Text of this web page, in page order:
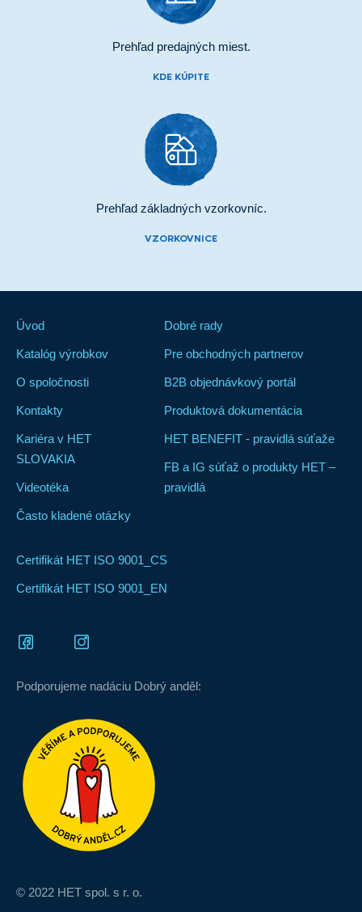
Prehľad predajných miest.
KDE KÚPITE
Prehľad základných vzorkovníc.
VZORKOVNICE
Úvod
Katalóg výrobkov
O spoločnosti
Kontakty
Kariéra v HET
SLOVAKIA
Videotéka
Často kladené otázky
Dobré rady
Pre obchodných partnerov
B2B objednávkový portál
Produktová dokumentácia
HET BENEFIT - pravidlá súťaže
FB a IG súťaž o produkty HET –
pravidlá
Certifikát HET ISO 9001_CS
Certifikát HET ISO 9001_EN
Podporujeme nadáciu Dobrý anděl:
© 2022 HET spol. s r. o.